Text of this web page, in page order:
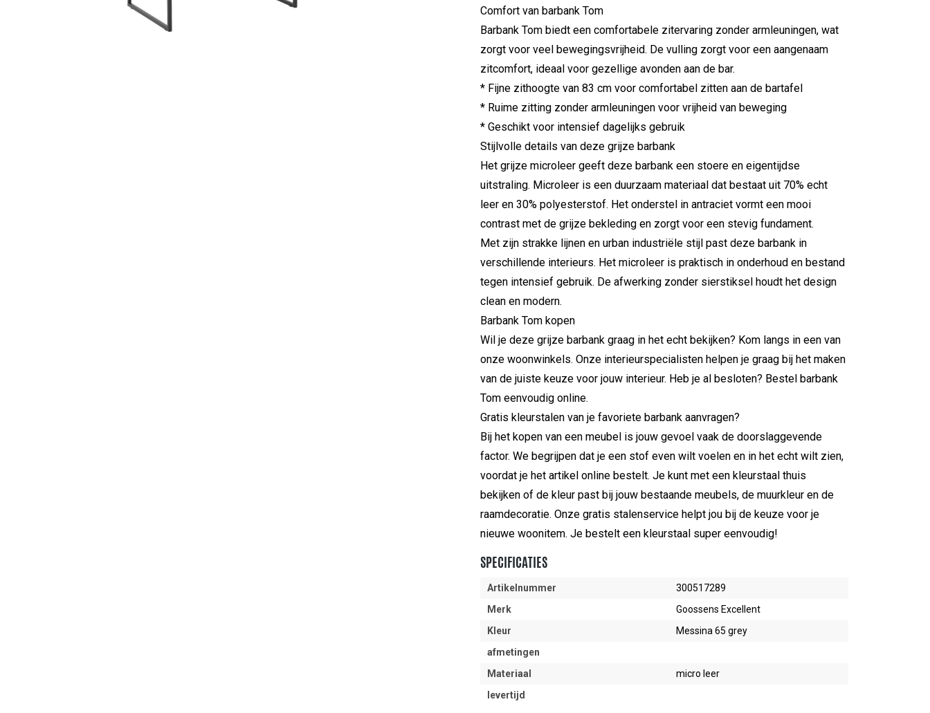
Comfort van barbank Tom
Barbank Tom biedt een comfortabele zitervaring zonder armleuningen, wat
zorgt voor veel bewegingsvrijheid. De vulling zorgt voor een aangenaam
zitcomfort, ideaal voor gezellige avonden aan de bar.
* Fijne zithoogte van 83 cm voor comfortabel zitten aan de bartafel
* Ruime zitting zonder armleuningen voor vrijheid van beweging
* Geschikt voor intensief dagelijks gebruik
Stijlvolle details van deze grijze barbank
Het grijze microleer geeft deze barbank een stoere en eigentijdse
uitstraling. Microleer is een duurzaam materiaal dat bestaat uit 70% echt
leer en 30% polyesterstof. Het onderstel in antraciet vormt een mooi
contrast met de grijze bekleding en zorgt voor een stevig fundament.
Met zijn strakke lijnen en urban industriële stijl past deze barbank in
verschillende interieurs. Het microleer is praktisch in onderhoud en bestand
tegen intensief gebruik. De afwerking zonder sierstiksel houdt het design
clean en modern.
Barbank Tom kopen
Wil je deze grijze barbank graag in het echt bekijken? Kom langs in een van
onze woonwinkels. Onze interieurspecialisten helpen je graag bij het maken
van de juiste keuze voor jouw interieur. Heb je al besloten? Bestel barbank
Tom eenvoudig online.
Gratis kleurstalen van je favoriete barbank aanvragen?
Bij het kopen van een meubel is jouw gevoel vaak de doorslaggevende
factor. We begrijpen dat je een stof even wilt voelen en in het echt wilt zien,
voordat je het artikel online bestelt. Je kunt met een kleurstaal thuis
bekijken of de kleur past bij jouw bestaande meubels, de muurkleur en de
raamdecoratie. Onze gratis stalenservice helpt jou bij de keuze voor je
nieuwe woonitem. Je bestelt een kleurstaal super eenvoudig!
SPECIFICATIES
Artikelnummer
300517289
Merk
Goossens Excellent
Kleur
Messina 65 grey
afmetingen
Materiaal
micro leer
levertijd